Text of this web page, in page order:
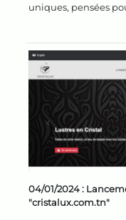
uniques, pensées
04/01/2024 :
"cristalux.com.tn"